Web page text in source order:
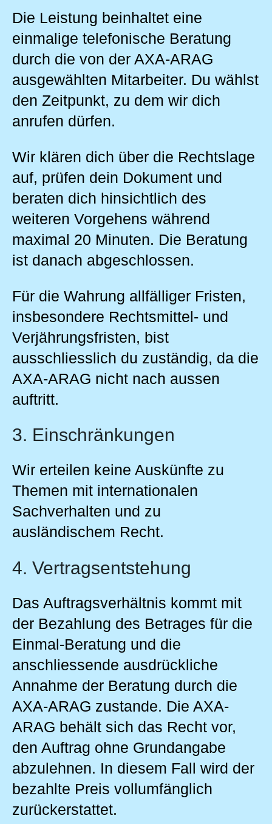
Die Leistung beinhaltet eine
einmalige telefonische Beratung
durch die von der AXA-ARAG
ausgewählten Mitarbeiter. Du wählst
den Zeitpunkt, zu dem wir dich
anrufen dürfen.
Wir klären dich über die Rechtslage
auf, prüfen dein Dokument und
beraten dich hinsichtlich des
weiteren Vorgehens während
maximal 20 Minuten. Die Beratung
ist danach abgeschlossen.
Für die Wahrung allfälliger Fristen,
insbesondere Rechtsmittel- und
Verjährungsfristen, bist
ausschliesslich du zuständig, da die
AXA-ARAG nicht nach aussen
auftritt.
3. Einschränkungen
Wir erteilen keine Auskünfte zu
Themen mit internationalen
Sachverhalten und zu
ausländischem Recht.
4. Vertragsentstehung
Das Auftragsverhältnis kommt mit
der Bezahlung des Betrages für die
Einmal-Beratung und die
anschliessende ausdrückliche
Annahme der Beratung durch die
AXA-ARAG zustande. Die AXA-
ARAG behält sich das Recht vor,
den Auftrag ohne Grundangabe
abzulehnen. In diesem Fall wird der
bezahlte Preis vollumfänglich
zurückerstattet.